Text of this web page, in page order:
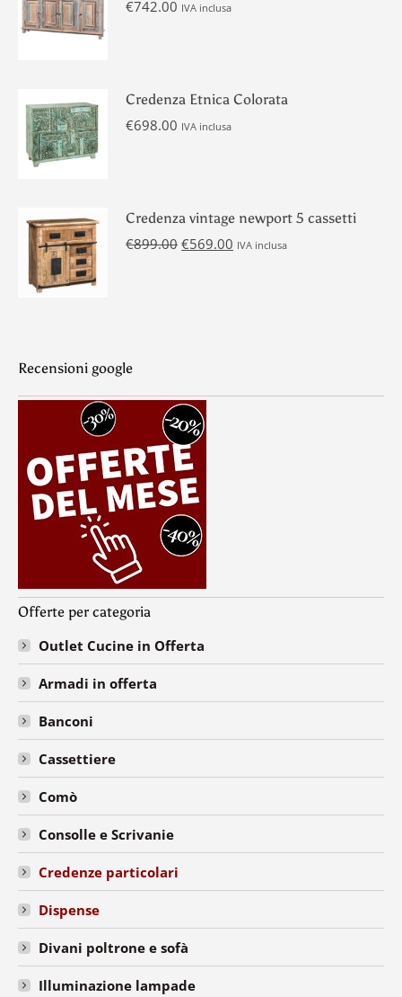
€742.00 IVA inclusa
Credenza Etnica Colorata
€698.00 IVA inclusa
Credenza vintage newport 5 cassetti
€899.00 Il
€569.00 IlIVA inclusa
Recensioni google
Offerte per categoria
Outlet Cucine in Offerta
Armadi in offerta
Banconi
Cassettiere
Comò
Consolle e Scrivanie
Credenze particolari
Dispense
Divani poltrone e sofà
Illuminazione lampade